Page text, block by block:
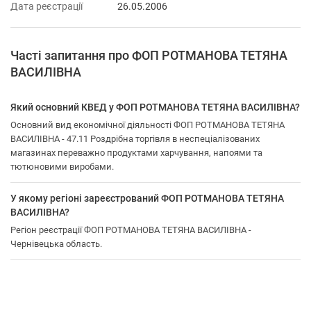
Дата реєстрації
26.05.2006
Часті запитання про ФОП РОТМАНОВА ТЕТЯНА
ВАСИЛІВНА
Який основний КВЕД у ФОП РОТМАНОВА ТЕТЯНА ВАСИЛІВНА?
Основний вид економічної діяльності ФОП РОТМАНОВА ТЕТЯНА
ВАСИЛІВНА - 47.11 Роздрібна торгівля в неспеціалізованих
магазинах переважно продуктами харчування, напоями та
тютюновими виробами.
У якому регіоні зареєстрований ФОП РОТМАНОВА ТЕТЯНА
ВАСИЛІВНА?
Регіон реєстрації ФОП РОТМАНОВА ТЕТЯНА ВАСИЛІВНА -
Чернівецька область.